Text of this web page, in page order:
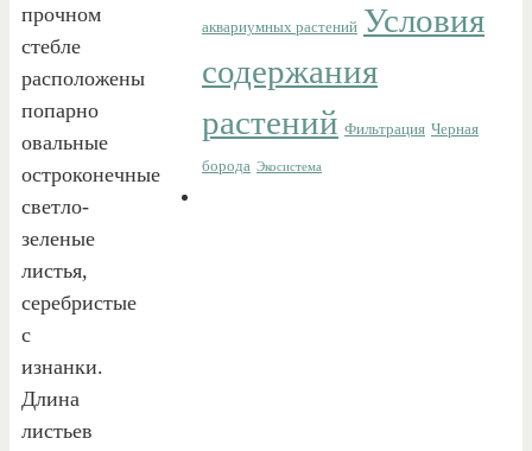
прочном
стебле
расположены
попарно
овальные
остроконечные
светло-
зеленые
листья,
серебристые
с
изнанки.
Длина
листьев
аквариумных растений Условия
содержания
растений Фильтрация Черная
борода Экосистема